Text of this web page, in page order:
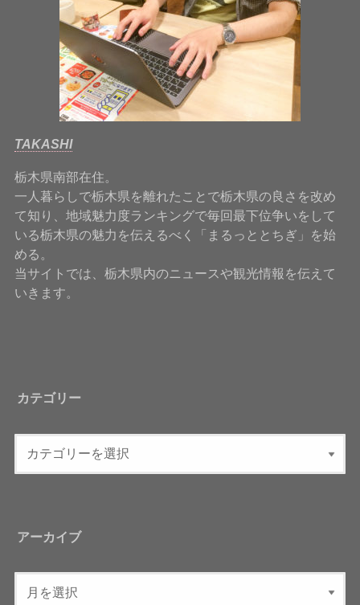
TAKASHI
栃木県南部在住。
一人暮らしで栃木県を離れたことで栃木県の良さを改め
て知り、地域魅力度ランキングで毎回最下位争いをして
いる栃木県の魅力を伝えるべく「まるっととちぎ」を始
める。
当サイトでは、栃木県内のニュースや観光情報を伝えて
いきます。
カテゴリー
アーカイブ